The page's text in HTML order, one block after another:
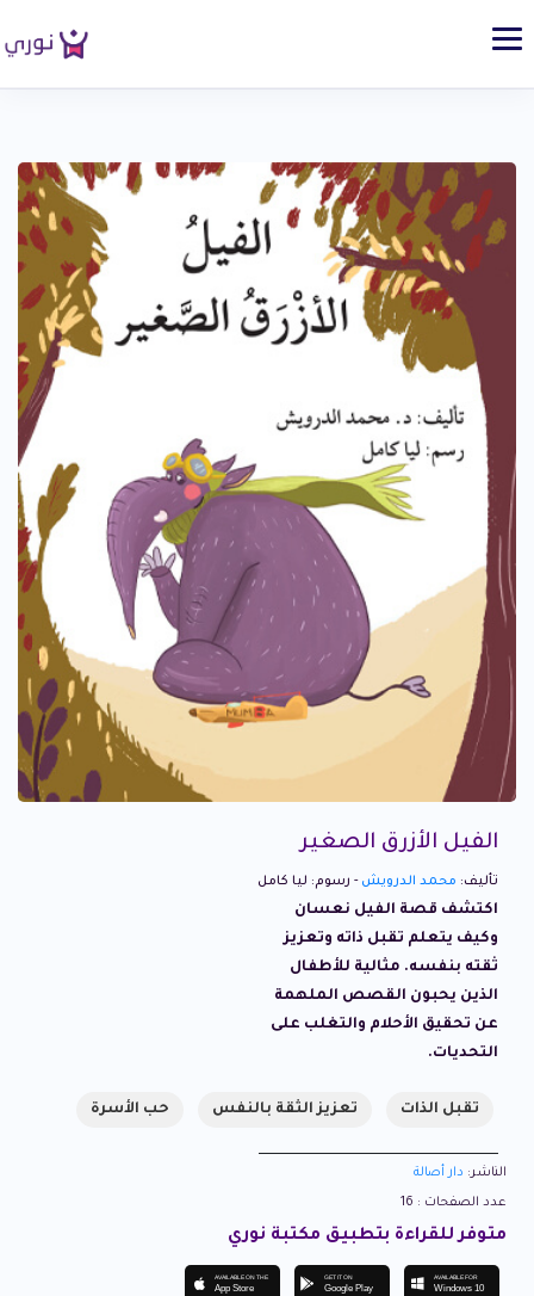
الفيل الأزرق الصغير
تأليف: محمد الدرويش - رسوم: ليا كامل
اكتشف قصة الفيل نعسان
وكيف يتعلم تقبل ذاته وتعزيز
ثقته بنفسه. مثالية للأطفال
الذين يحبون القصص الملهمة
عن تحقيق الأحلام والتغلب على
التحديات.
تقبل الذات تعزيز الثقة بالنفس حب الأسرة
الناشر: دار أصالة
عدد الصفحات : 16
متوفر للقراءة بتطبيق مكتبة نوري
AVAILABLE ON THE
App Store
GET IT ON
Google Play
AVAILABLE FOR
Windows 10